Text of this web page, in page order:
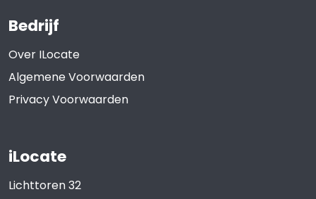
Bedrijf
Over ILocate
Algemene Voorwaarden
Privacy Voorwaarden
iLocate
Lichttoren 32